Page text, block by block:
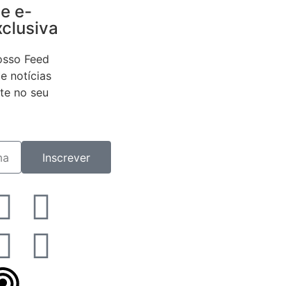
e-
Feed
notícias
no seu
Inscrever